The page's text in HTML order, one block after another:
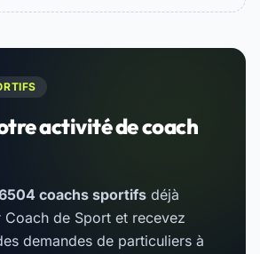
activité de coach
coachs sportifs déjà
Coach de Sport et recevez
demandes de particuliers à